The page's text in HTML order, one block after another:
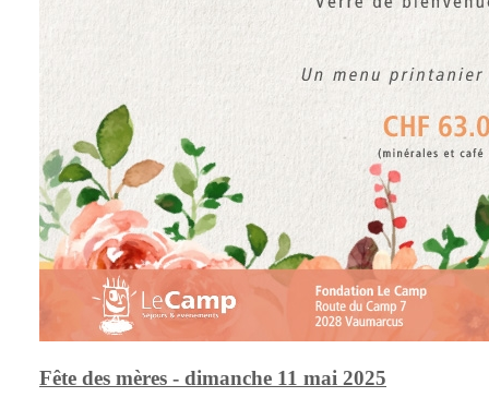
Fête des mères - dimanche 11 mai 2025